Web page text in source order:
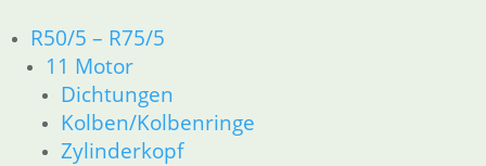
R50/5 – R75/5
11 Motor
Dichtungen
Kolben/Kolbenringe
Zylinderkopf
Ersatzteile nach Modell
Ersatzteile
Zubehör und Wartung